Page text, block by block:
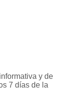
y de
7 días de la